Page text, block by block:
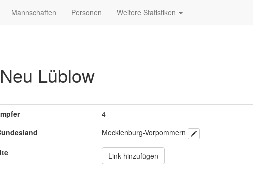
Mannschaften Personen Weitere Statistiken
Lüblow
4
Mecklenburg-Vorpommern
Link hinzufügen